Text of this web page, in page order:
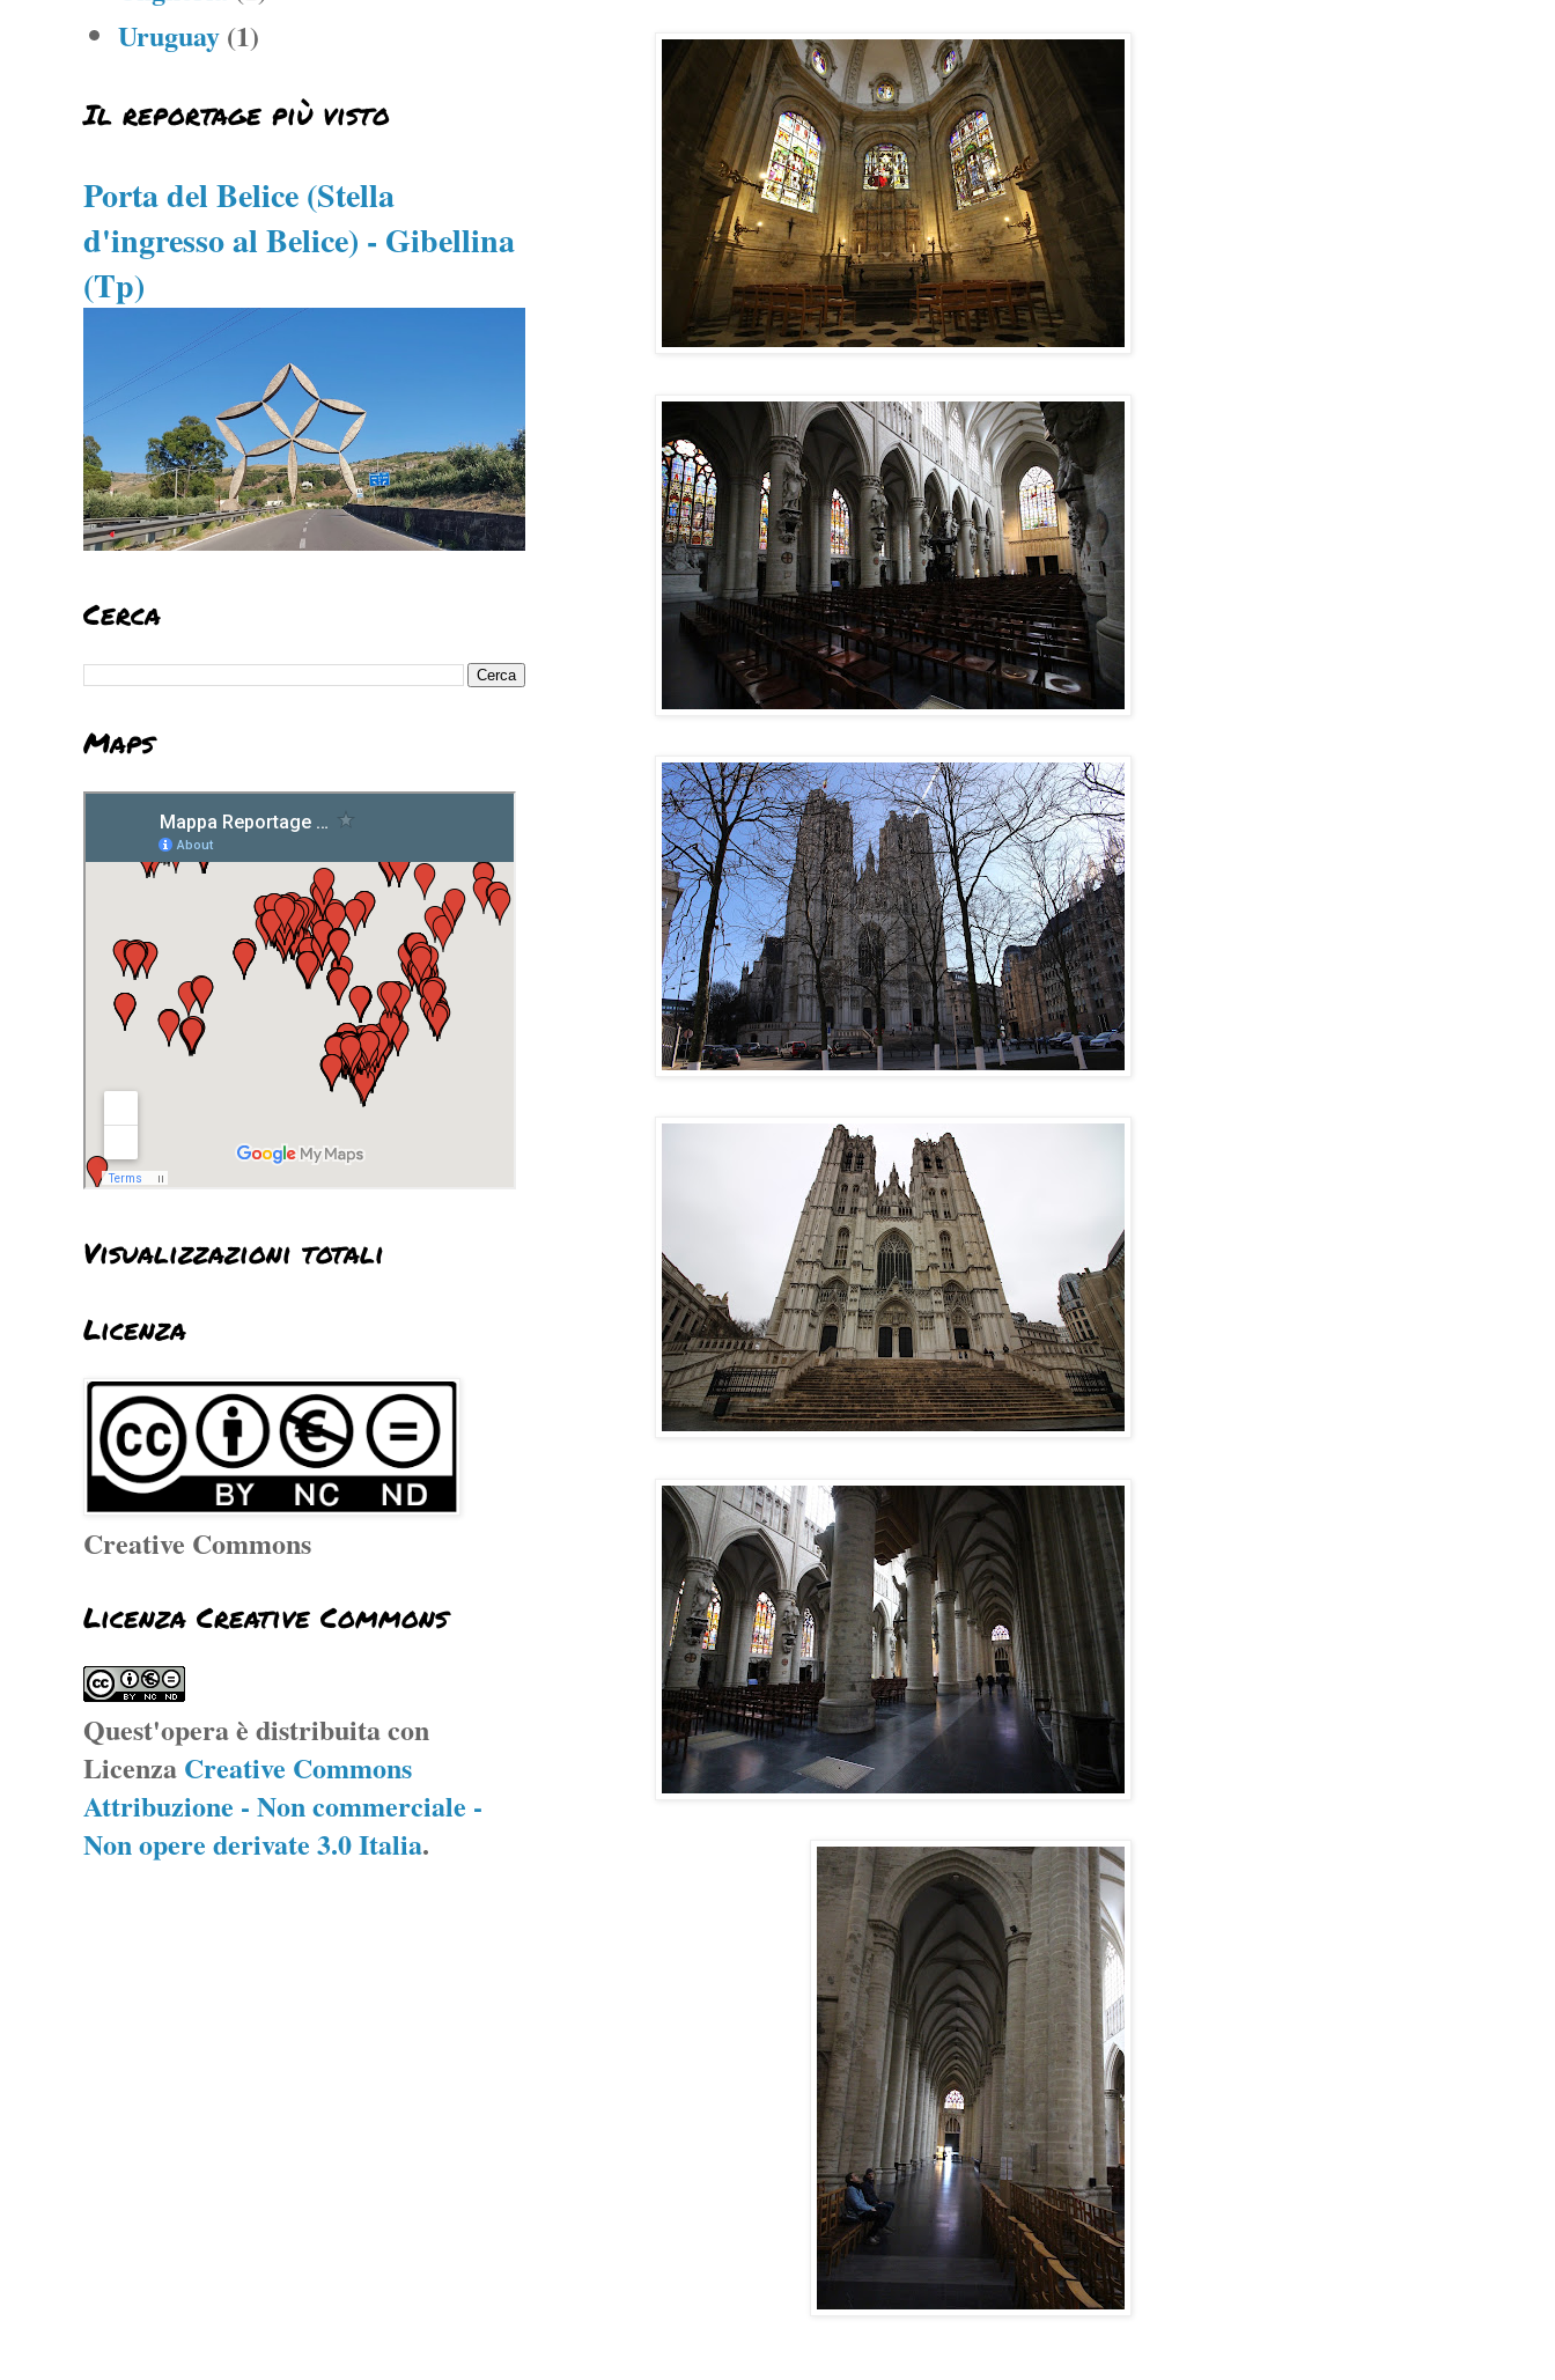
Uruguay (1)
Il reportage più visto
Porta del Belice (Stella
d'ingresso al Belice) - Gibellina
(Tp)
Cerca
Maps
Visualizzazioni totali
Licenza
Creative Commons
Licenza Creative Commons
Quest'opera è distribuita con
Licenza Creative Commons
Attribuzione - Non commerciale -
Non opere derivate 3.0 Italia.